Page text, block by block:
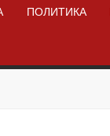
ПОЛИТИКА